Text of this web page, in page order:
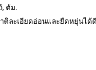
ต้ม.
ละเอียดอ่อนและยืดหยุ่นไ